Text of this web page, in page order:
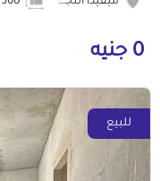
0 جنيه
للبيع